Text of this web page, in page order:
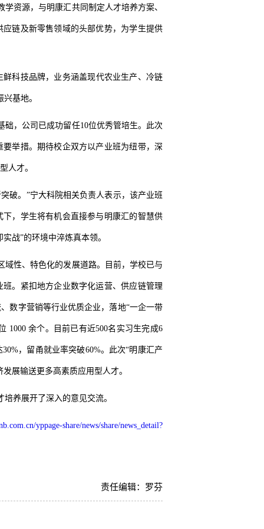
资源，与明康汇共同制定人才培养方案、
链及新零售领域的头部优势，为学生提供
科技品牌，业务涵盖现代农业生产、冷链
基地。
，公司已成功留任10位优秀管培生。此次
举措。期待校企双方以产业班为纽带，深
人才。
破。”宁大科院相关负责人表示，该产业班
，学生将有机会直接参与明康汇的智慧供
战”的环境中淬炼真本领。
性、特色化的发展道路。目前，学校已与
。紧扣地方企业数字化运营、供应链管理
数字营销等行业优质企业，落地“一企一带
1000 余个。目前已有近500名实习生完成6
，留甬就业率突破60%。此次“明康汇产
展输送更多高素质应用型人才。
养展开了深入的意见交流。
yppage-share/news/share/news_detail?
责任编辑：罗芬